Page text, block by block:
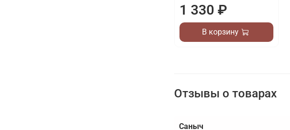
1 330 ₽
В корзину
Отзывы о товарах
Саныч